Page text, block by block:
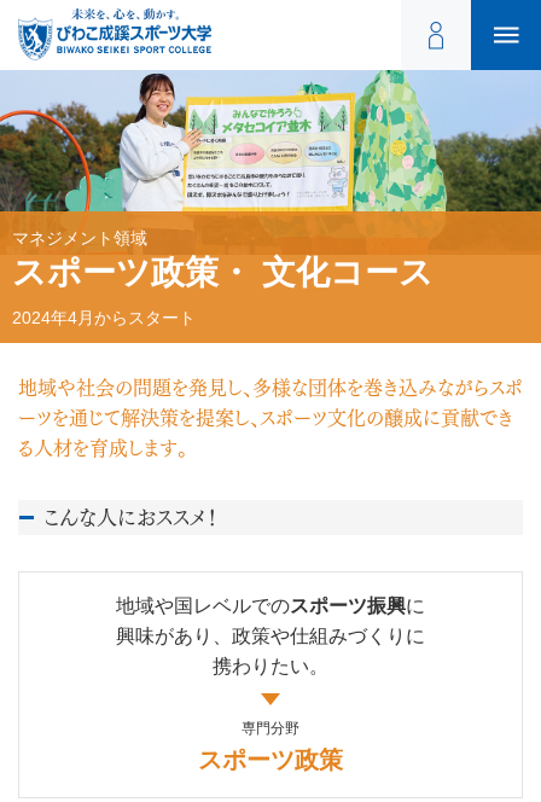
マネジメント領域
スポーツ政策・ 文化コース
2024年4月からスタート
地域や社会の問題を発見し、 多様な団体を巻き込みながらスポ
ーツを通じて解決策を提案し、
スポーツ文化の醸成に貢献でき
る人材を育成します。
こんな人におススメ！
地域や国レベルでのスポーツ振興に
興味があり、 政策や仕組みづくりに
携わりたい。
専門分野
スポーツ政策